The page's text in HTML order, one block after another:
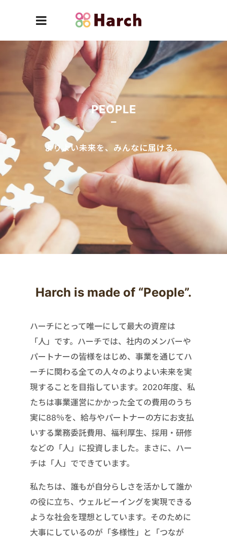
PEOPLE
よりよい未来を、みんなに届ける。
Harch is made of “People”.
ハーチにとって唯一にして最大の資産は
「人」です。ハーチでは、社内のメンバーや
パートナーの皆様をはじめ、事業を通じてハ
ーチに関わる全ての人々のよりよい未来を実
現することを目指しています。2020年度、私
たちは事業運営にかかった全ての費用のうち
実に88％を、給与やパートナーの方にお支払
いする業務委託費用、福利厚生、採用・研修
などの「人」に投資しました。まさに、ハー
チは「人」でできています。
私たちは、誰もが自分らしさを活かして誰か
の役に立ち、ウェルビーイングを実現できる
ような社会を理想としています。そのために
大事にしているのが「多様性」と「つなが